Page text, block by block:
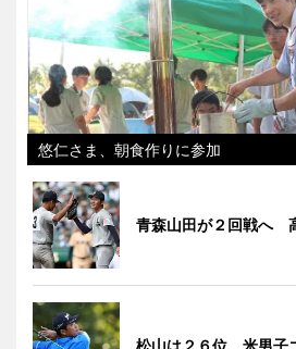
悠仁さま、朝食作りに参加
青森山田が２回戦へ
松山は２６位 米男子